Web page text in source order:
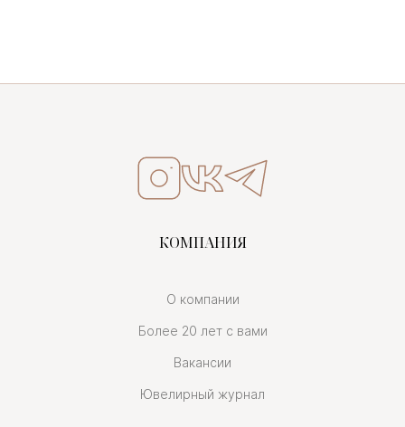
КОМПАНИЯ
О компании
Более 20 лет с вами
Вакансии
Ювелирный журнал